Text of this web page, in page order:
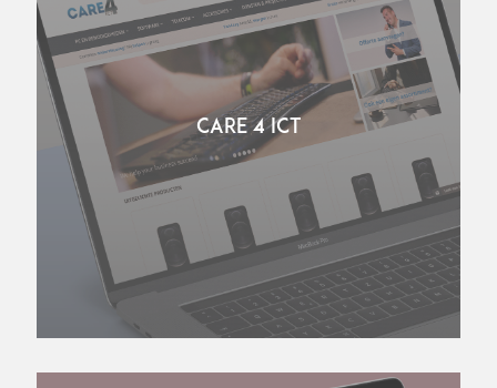
CARE 4 ICT